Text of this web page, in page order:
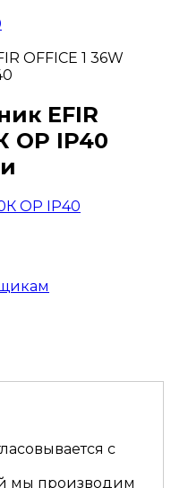
OFFICE 1 36W
EFIR
OP IP40
с
мы производим